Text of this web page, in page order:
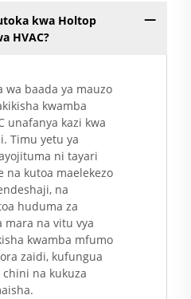
kwa Holtop
HVAC?
wa baada ya mauzo
kwamba
unafanya kazi kwa
Timu yetu ya
ni tayari
na kutoa maelekezo
na
huduma za
mara na vitu vya
kwamba mfumo
zaidi, kufungua
na kukuza